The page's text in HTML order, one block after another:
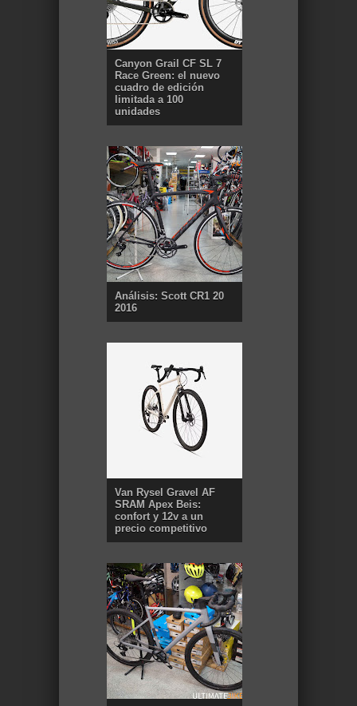
Canyon Grail CF SL 7
Race Green: el nuevo
cuadro de edición
limitada a 100
unidades
Análisis: Scott CR1 20
2016
Van Rysel Gravel AF
SRAM Apex Beis:
confort y 12v a un
precio competitivo